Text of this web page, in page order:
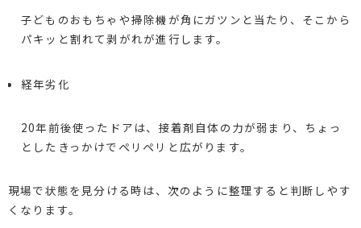
子どものおもちゃや掃除機が角にガツンと当たり、そこから
パキッと割れて剥がれが進行します。
経年劣化
20年前後使ったドアは、接着剤自体の力が弱まり、ちょっ
としたきっかけでペリペリと広がります。
現場で状態を見分ける時は、次のように整理すると判断しやす
くなります。